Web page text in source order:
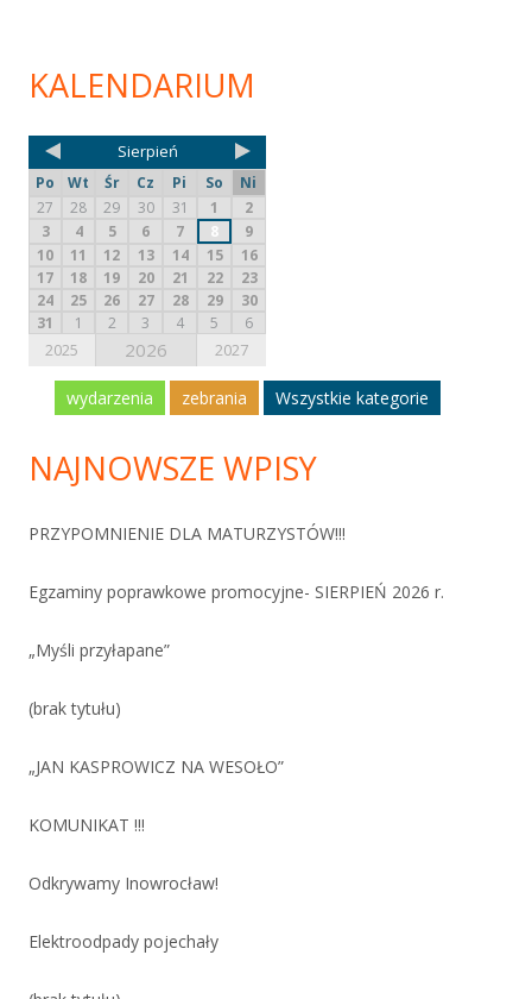
KALENDARIUM
Sierpień
Po Wt Śr Cz Pi So
Ni
27
28 29 30 31 1
2
3
4 5 6 7 8
9
10
11 12 13 14 15
16
17
18 19 20 21 22
23
24
25 26 27 28 29
30
31
1 2 3 4 5 6
2025 2026 2027
wydarzenia zebrania Wszystkie kategorie
NAJNOWSZE WPISY
PRZYPOMNIENIE DLA MATURZYSTÓW!!!
Egzaminy poprawkowe promocyjne- SIERPIEŃ 2026 r.
„Myśli przyłapane”
(brak tytułu)
„JAN KASPROWICZ NA WESOŁO”
KOMUNIKAT !!!
Odkrywamy Inowrocław!
Elektroodpady pojechały